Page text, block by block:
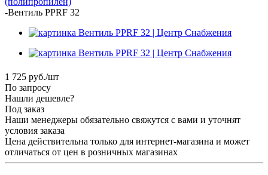
-Вентиль PPRF 32
1 725 руб./шт
По запросу
Нашли дешевле?
Под заказ
Наши менеджеры обязательно свяжутся с вами и уточнят
условия заказа
Цена действительна только для интернет-магазина и может
отличаться от цен в розничных магазинах